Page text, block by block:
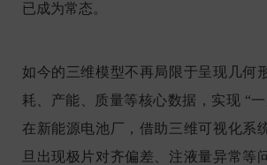
已成为常态。
如今的三维模型不再局限于呈现几何
耗、产能、质量等核心数据，实现 “一
在新能源电池厂，借助三维可视化系
旦出现极片对齐偏差、注液量异常等